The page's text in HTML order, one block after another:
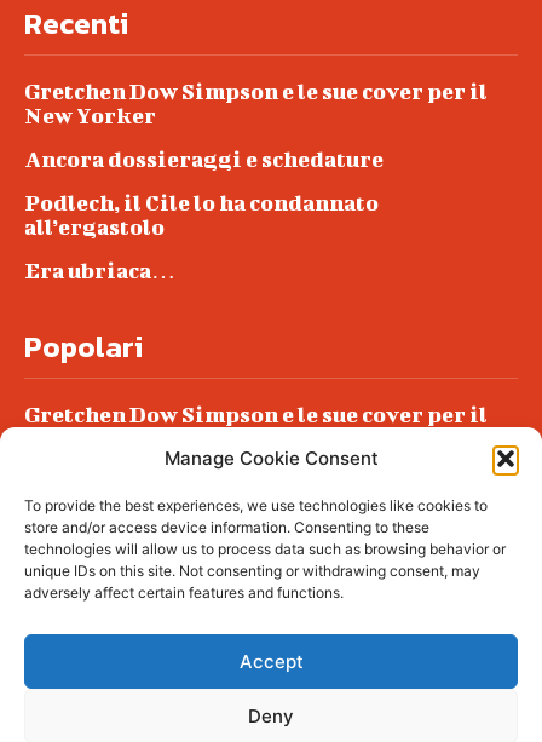
Manage Cookie Consent
To provide the best experiences, we use technologies like cookies to
store and/or access device information. Consenting to these
technologies will allow us to process data such as browsing behavior or
unique IDs on this site. Not consenting or withdrawing consent, may
adversely affect certain features and functions.
Accept
Deny
Recenti
Gretchen Dow Simpson e le sue cover per il
New Yorker
Ancora dossieraggi e schedature
Podlech, il Cile lo ha condannato
all’ergastolo
Era ubriaca…
Popolari
Gretchen Dow Simpson e le sue cover per il
Podlech, il Cile lo ha condannato
all’ergastolo
Era ubriaca…
© tagDiv - All rights reserved. Made with